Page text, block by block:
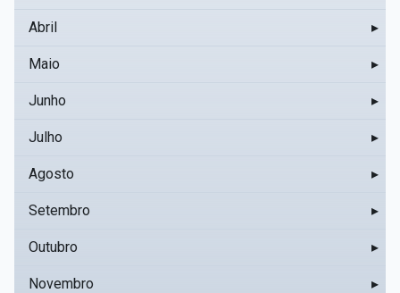
Abril ▸
Maio ▸
Junho ▸
Julho ▸
Agosto ▸
Setembro ▸
Outubro ▸
Novembro ▸